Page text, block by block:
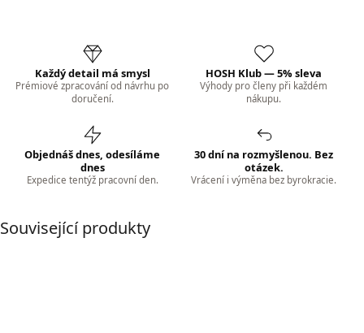
Každý detail má smysl
Prémiové zpracování od návrhu po
doručení.
HOSH Klub — 5% sleva
Výhody pro členy při každém
nákupu.
Objednáš dnes, odesíláme
dnes
Expedice tentýž pracovní den.
30 dní na rozmyšlenou. Bez
otázek.
Vrácení i výměna bez byrokracie.
Související produkty